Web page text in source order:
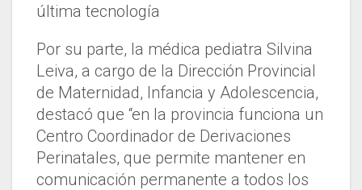
última tecnología
Por su parte, la médica pediatra Silvina
Leiva, a cargo de la Dirección Provincial
de Maternidad, Infancia y Adolescencia,
destacó que “en la provincia funciona un
Centro Coordinador de Derivaciones
Perinatales, que permite mantener en
comunicación permanente a todos los